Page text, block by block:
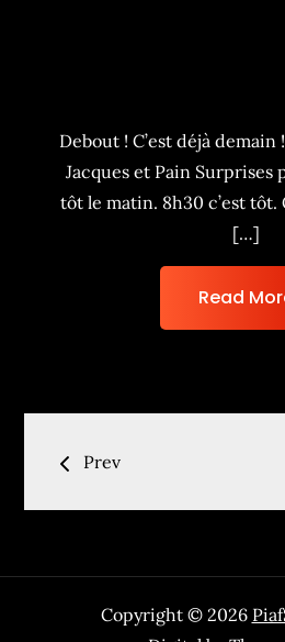
Debout ! C’est déjà
Jacques et Pain
tôt le matin. 8h30 c’est tôt.
[…]
Read
Navigation
des
articles
Prev
Copyright © 2026